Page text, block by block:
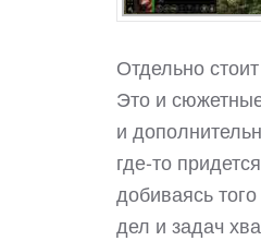
Отдельно
Это и
и
где-то
добиваясь
дел и задач